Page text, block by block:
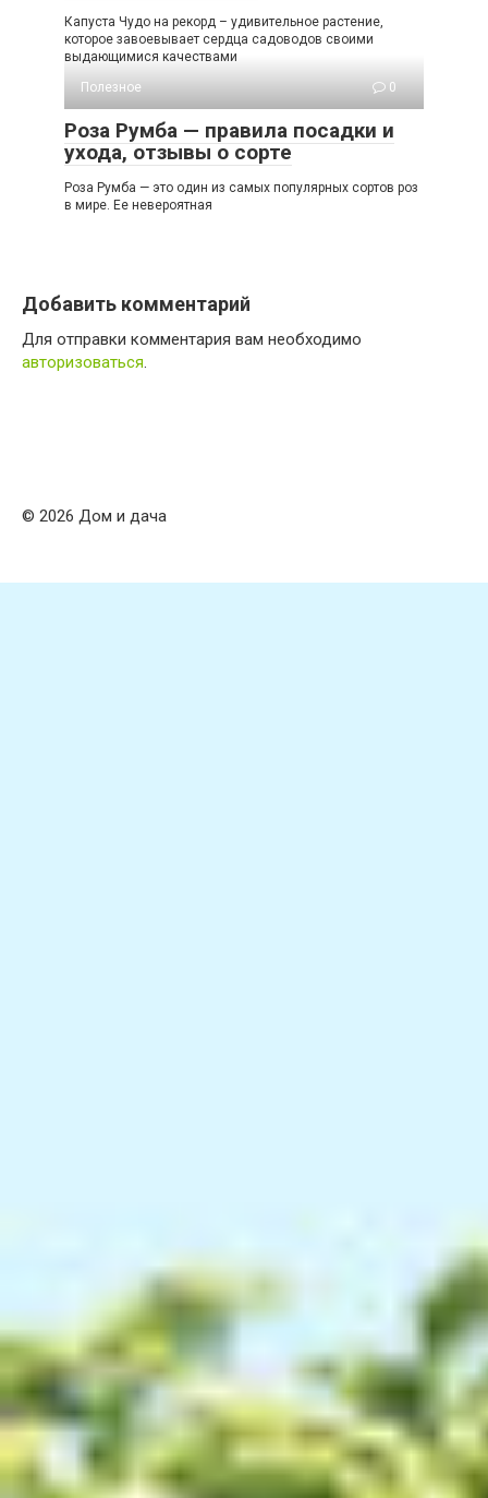
Капуста Чудо на рекорд – удивительное растение,
которое завоевывает сердца садоводов своими
выдающимися качествами
Полезное
0
Роза Румба — правила посадки и
ухода, отзывы о сорте
Роза Румба — это один из самых популярных сортов роз
в мире. Ее невероятная
Добавить комментарий
Для отправки комментария вам необходимо
авторизоваться.
© 2026 Дом и дача